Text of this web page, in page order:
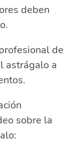
deben
de
astrágalo a
sobre la